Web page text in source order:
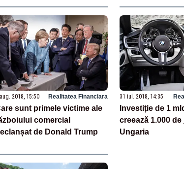
2018, 15:50 Realitatea Financiara
sunt primele victime ale
comercial
de Donald Trump
31 iul. 2018, 14:35
Investiție de 1
creează 1.000
Ungaria